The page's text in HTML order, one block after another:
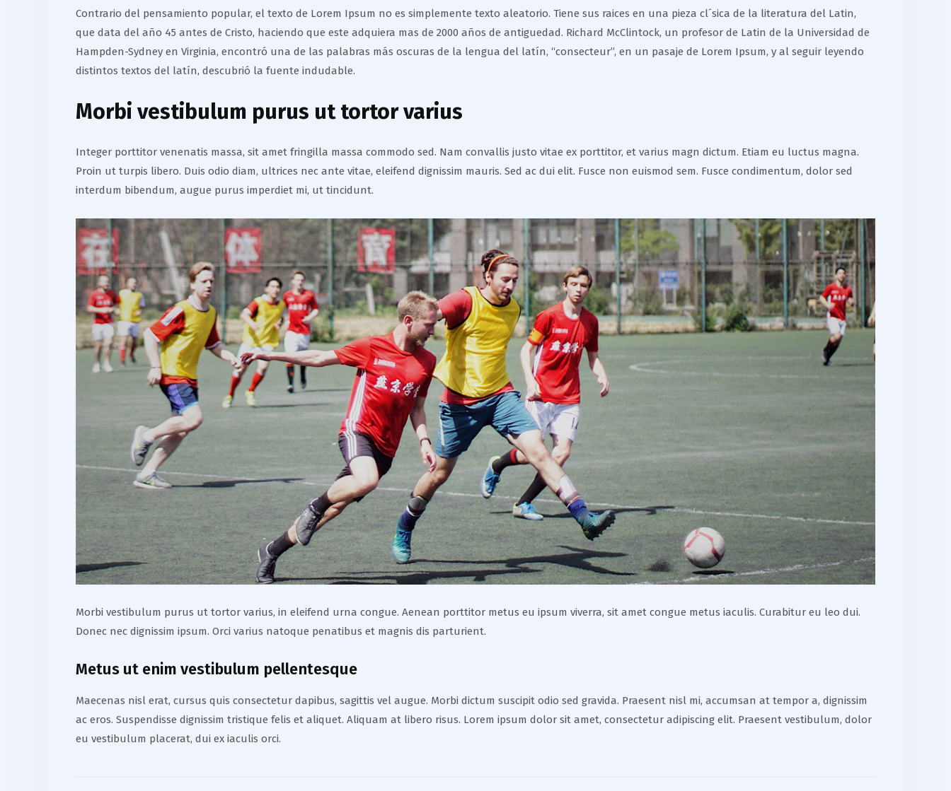
Contrario del pensamiento popular, el texto de Lorem Ipsum no es simplemente texto aleatorio. Tiene sus raices en una pieza cl´sica de la literatura del Latin,
que data del año 45 antes de Cristo, haciendo que este adquiera mas de 2000 años de antiguedad. Richard McClintock, un profesor de Latin de la Universidad de
Hampden-Sydney en Virginia, encontró una de las palabras más oscuras de la lengua del latín, “consecteur”, en un pasaje de Lorem Ipsum, y al seguir leyendo
distintos textos del latín, descubrió la fuente indudable.
Morbi vestibulum purus ut tortor varius
Integer porttitor venenatis massa, sit amet fringilla massa commodo sed. Nam convallis justo vitae ex porttitor, et varius magn dictum. Etiam eu luctus magna.
Proin ut turpis libero. Duis odio diam, ultrices nec ante vitae, eleifend dignissim mauris. Sed ac dui elit. Fusce non euismod sem. Fusce condimentum, dolor sed
interdum bibendum, augue purus imperdiet mi, ut tincidunt.
Morbi vestibulum purus ut tortor varius, in eleifend urna congue. Aenean porttitor metus eu ipsum viverra, sit amet congue metus iaculis. Curabitur eu leo dui.
Donec nec dignissim ipsum. Orci varius natoque penatibus et magnis dis parturient.
Metus ut enim vestibulum pellentesque
Maecenas nisl erat, cursus quis consectetur dapibus, sagittis vel augue. Morbi dictum suscipit odio sed gravida. Praesent nisl mi, accumsan at tempor a, dignissim
ac eros. Suspendisse dignissim tristique felis et aliquet. Aliquam at libero risus. Lorem ipsum dolor sit amet, consectetur adipiscing elit. Praesent vestibulum, dolor
eu vestibulum placerat, dui ex iaculis orci.